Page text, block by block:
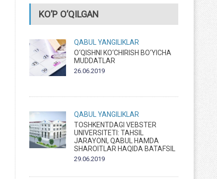
KO’P O’QILGAN
QABUL
YANGILIKLAR
O‘QISHNI KO‘CHIRISH BO‘YICHA
MUDDATLAR
26.06.2019
QABUL
YANGILIKLAR
TOSHKENTDAGI VEBSTER
UNIVERSITETI: TAHSIL
JARAYONI, QABUL HAMDA
SHAROITLAR HAQIDA BATAFSIL
29.06.2019